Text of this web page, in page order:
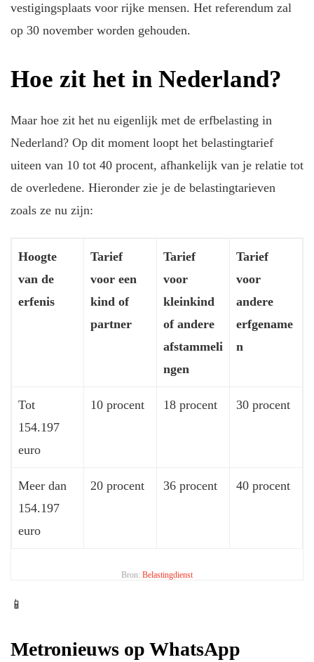
vestigingsplaats voor rijke mensen. Het referendum zal
op 30 november worden gehouden.
Hoe zit het in Nederland?
Maar hoe zit het nu eigenlijk met de erfbelasting in
Nederland? Op dit moment loopt het belastingtarief
uiteen van 10 tot 40 procent, afhankelijk van je relatie tot
de overledene. Hieronder zie je de belastingtarieven
zoals ze nu zijn:
Hoogte
van de
erfenis
Tarief
voor een
kind of
partner
Tarief
voor
kleinkind
of andere
afstammeli
ngen
Tarief
voor
andere
erfgename
n
Tot
154.197
euro
10 procent 18 procent 30 procent
Meer dan
154.197
euro
20 procent 36 procent 40 procent
Bron: Belastingdienst
📱
Metronieuws op WhatsApp